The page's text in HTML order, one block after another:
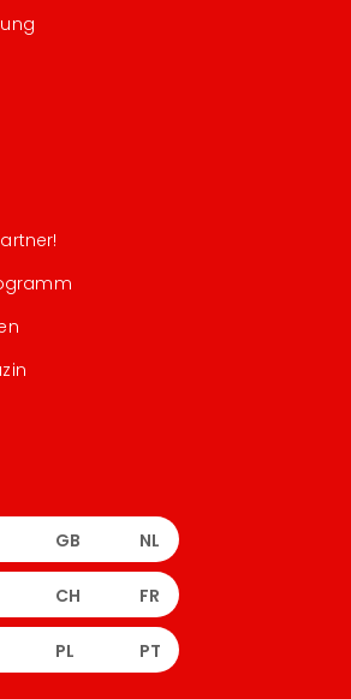
GB NL
CH FR
PL PT